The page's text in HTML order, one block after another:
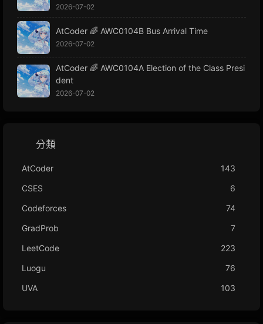
2026-07-02
AtCoder 🌈 AWC0104B Bus Arrival Time
2026-07-02
AtCoder 🌈 AWC0104A Election of the Class Presi
dent
2026-07-02
分類
AtCoder
143
CSES
6
Codeforces
74
GradProb
7
LeetCode
223
Luogu
76
UVA
103